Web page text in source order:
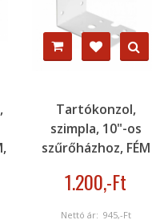
Tartókonzol,
szimpla, 10"-os
szűrőházhoz, FÉM
1.200,-Ft
Nettó ár:945,-Ft